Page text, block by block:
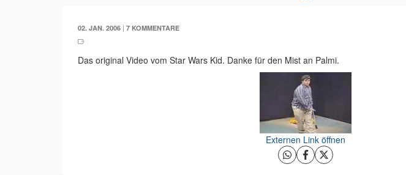
02. JAN. 2006 | 7 KOMMENTARE
Das original Video vom Star Wars Kid. Danke für den Mist an Palmi.
Externen Link öffnen